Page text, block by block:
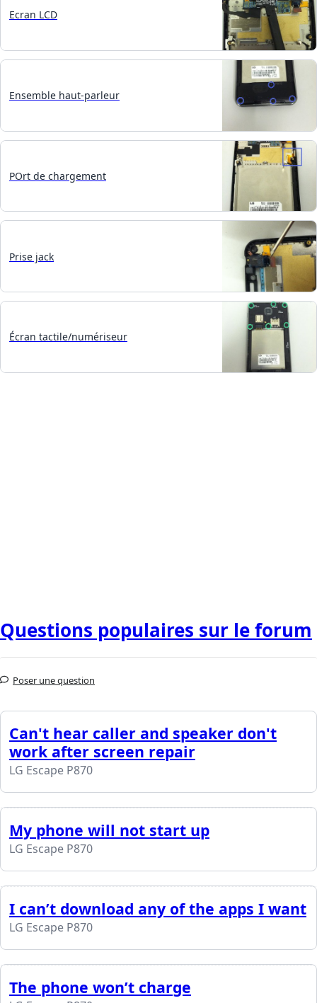
Ecran LCD
Ensemble haut-parleur
POrt de chargement
Prise jack
Écran tactile/numériseur
Questions populaires sur le forum
Poser une question
Can't hear caller and speaker don't
work after screen repair
LG Escape P870
My phone will not start up
LG Escape P870
I can’t download any of the apps I want
LG Escape P870
The phone won’t charge